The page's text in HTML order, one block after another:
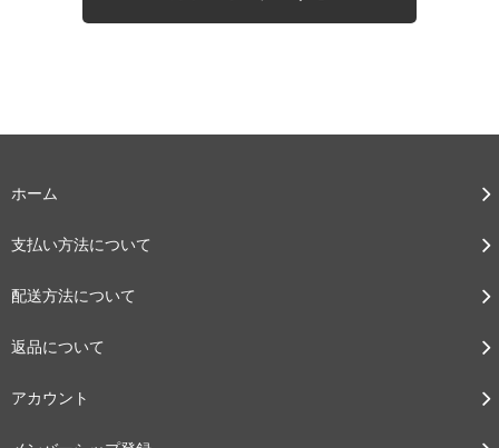
メタリック
ホーム
支払い方法について
配送方法について
返品について
アカウント